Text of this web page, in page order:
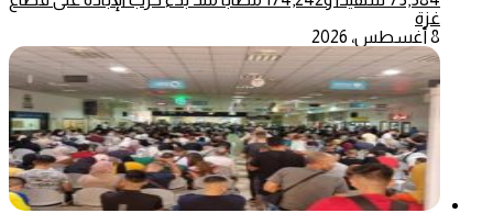
غزة
8 أغسطس، 2026